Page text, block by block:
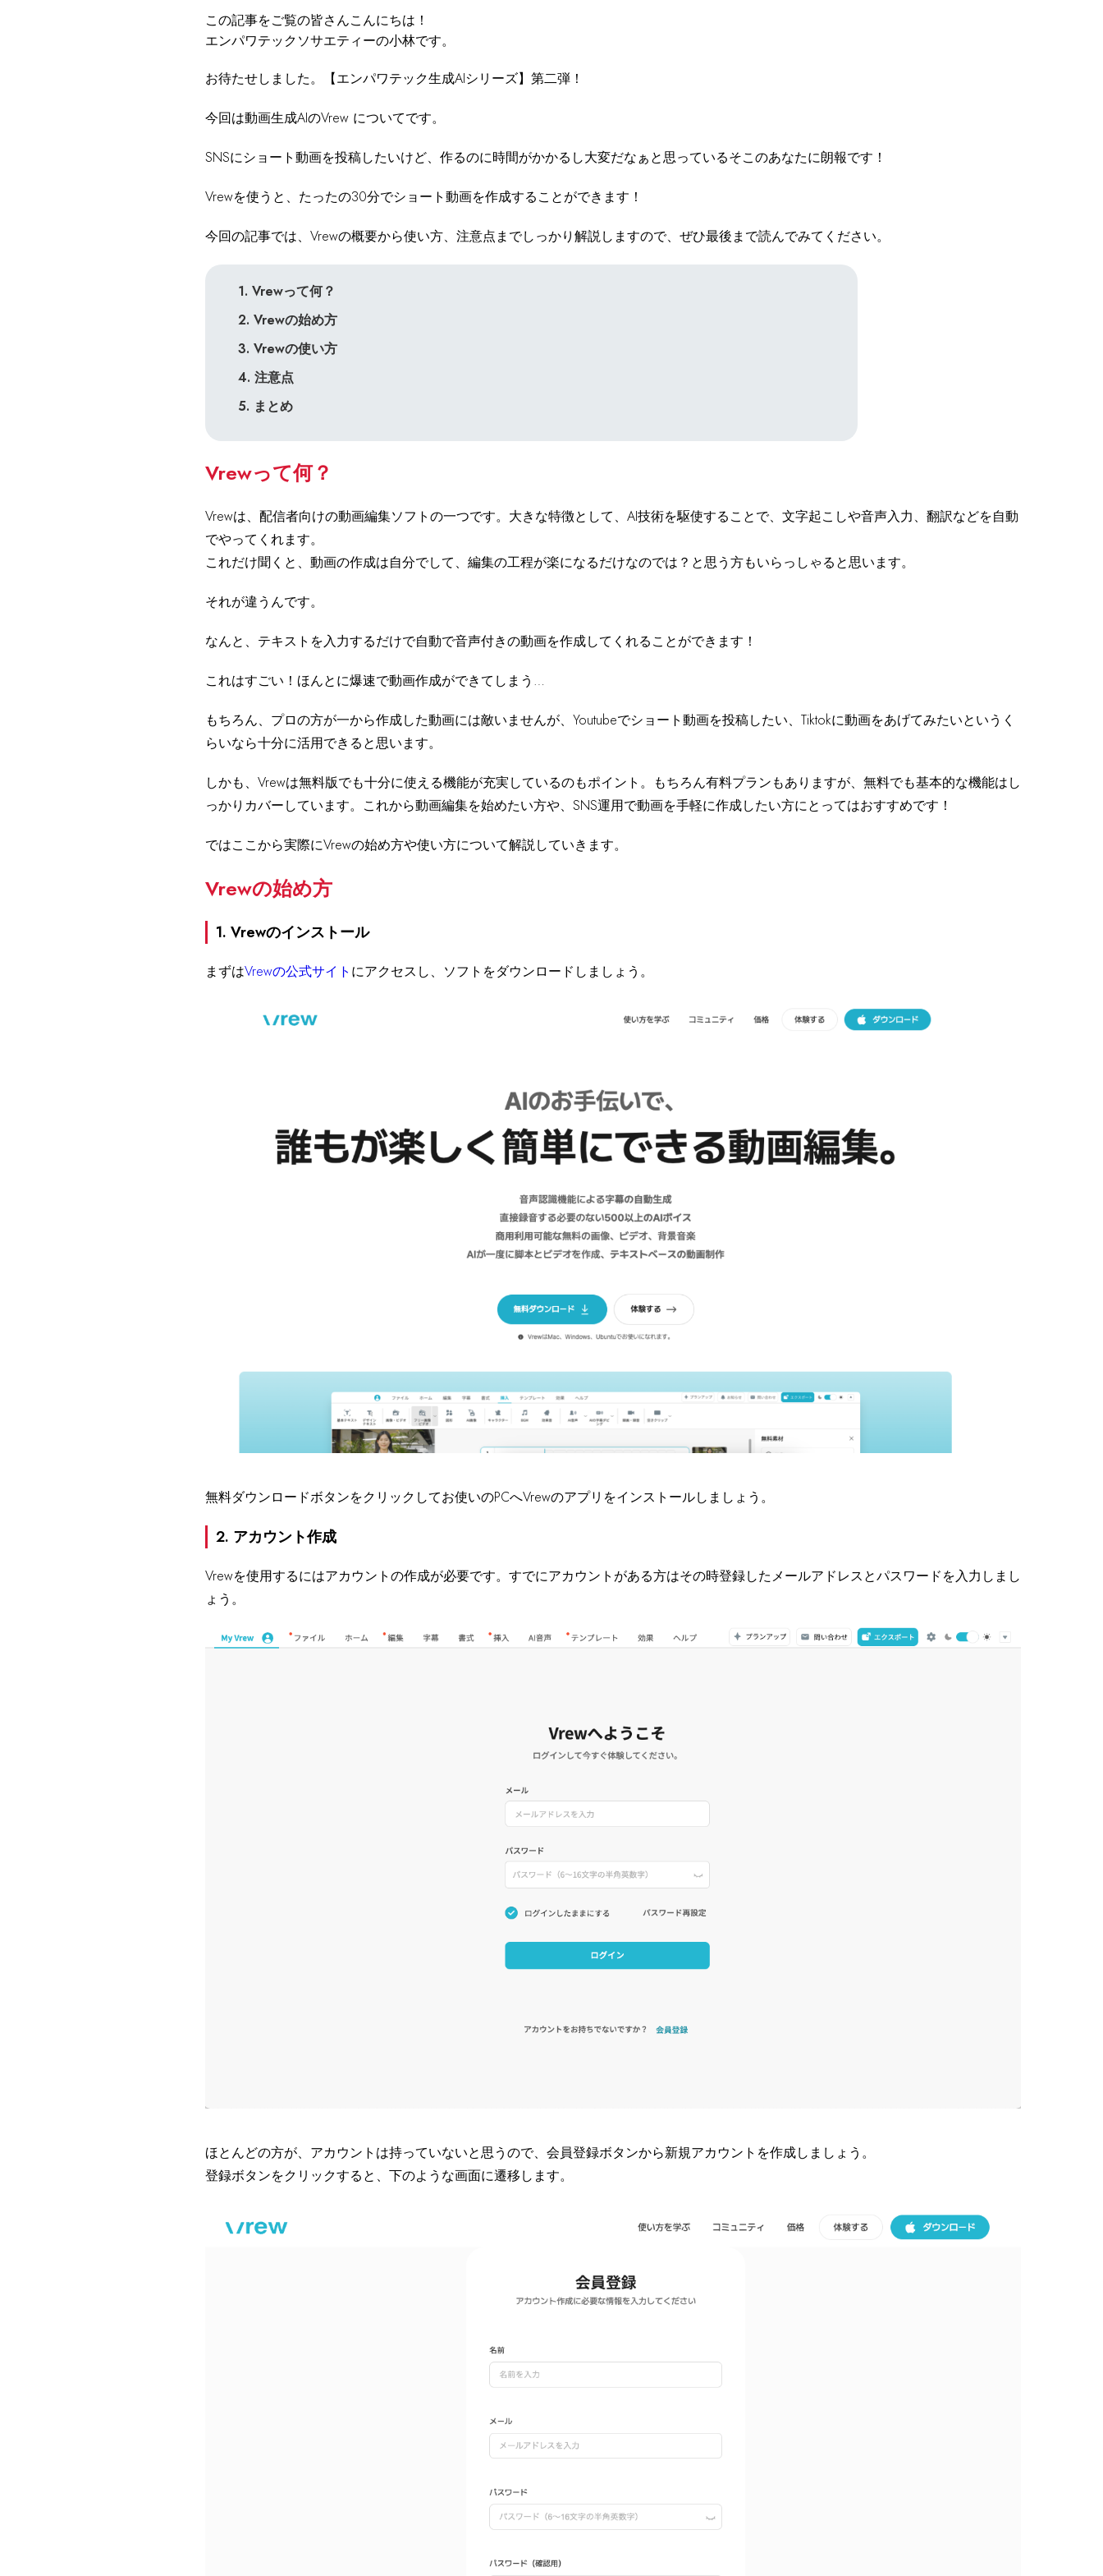
この記事をご覧の皆さんこんにちは！
エンパワテックソサエティーの小林です。
お待たせしました。【エンパワテック生成AIシリーズ】第二弾！
今回は動画生成AIのVrew についてです。
SNSにショート動画を投稿したいけど、作るのに時間がかかるし大変だなぁと思っているそこのあなたに朗報です！
Vrewを使うと、たったの30分でショート動画を作成することができます！
今回の記事では、Vrewの概要から使い方、注意点までしっかり解説しますので、ぜひ最後まで読んでみてください。
1. Vrewって何？
2. Vrewの始め方
3. Vrewの使い方
4. 注意点
5. まとめ
Vrewって何？
Vrewは、配信者向けの動画編集ソフトの一つです。大きな特徴として、AI技術を駆使することで、文字起こしや音声入力、翻訳などを自動
でやってくれます。
これだけ聞くと、動画の作成は自分でして、編集の工程が楽になるだけなのでは？と思う方もいらっしゃると思います。
それが違うんです。
なんと、テキストを入力するだけで自動で音声付きの動画を作成してくれることができます！
これはすごい！ほんとに爆速で動画作成ができてしまう…
もちろん、プロの方が一から作成した動画には敵いませんが、Youtubeでショート動画を投稿したい、Tiktokに動画をあげてみたいというく
らいなら十分に活用できると思います。
しかも、Vrewは無料版でも十分に使える機能が充実しているのもポイント。もちろん有料プランもありますが、無料でも基本的な機能はし
っかりカバーしています。これから動画編集を始めたい方や、SNS運用で動画を手軽に作成したい方にとってはおすすめです！
ではここから実際にVrewの始め方や使い方について解説していきます。
Vrewの始め方
1. Vrewのインストール
まずはVrewの公式サイト にアクセスし、ソフトをダウンロードしましょう。
無料ダウンロードボタンをクリックしてお使いのPCへVrewのアプリをインストールしましょう。
2. アカウント作成
Vrewを使用するにはアカウントの作成が必要です。すでにアカウントがある方はその時登録したメールアドレスとパスワードを入力しまし
ょう。
ほとんどの方が、アカウントは持っていないと思うので、会員登録ボタンから新規アカウントを作成しましょう。
登録ボタンをクリックすると、下のような画面に遷移します。